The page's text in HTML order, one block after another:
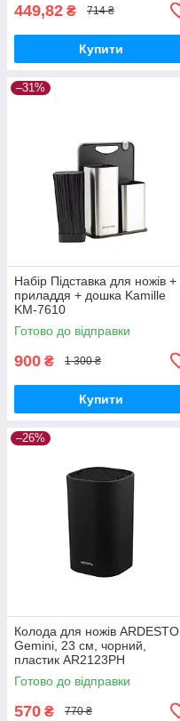
449,82 ₴ 714 ₴
Купити
–31%
Набір Підставка для ножів +
приладдя + дошка Kamille
KM-7610
Готово до відправки
900 ₴ 1 300 ₴
Купити
–26%
Колода для ножів ARDESTO
Gemini, 23 см, чорний,
пластик AR2123PH
Готово до відправки
570 ₴ 770 ₴